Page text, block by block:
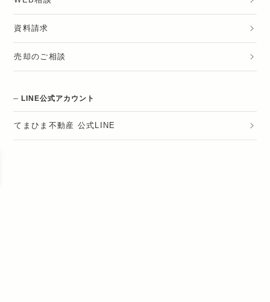
資料請求
売却のご相談
LINE公式アカウント
てまひま不動産 公式LINE